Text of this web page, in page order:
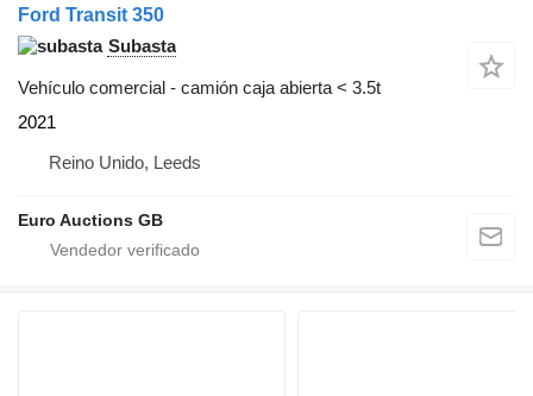
Ford Transit 350
Subasta
Vehículo comercial - camión caja abierta < 3.5t
2021
Reino Unido, Leeds
Euro Auctions GB